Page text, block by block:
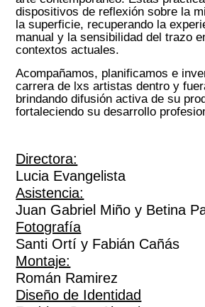
dispositivos de reflexión sobre la
la superficie, recuperando la
manual y la sensibilidad del trazo
contextos actuales.
Acompañamos, planificamos e
carrera de lxs artistas dentro y
brindando difusión activa de su
fortaleciendo su desarrollo
Directora:
Lucia Evangelista
Asistencia:
Juan Gabriel Miño y Betina
Fotografía
Santi Ortí y Fabián Cañás
Montaje:
Román Ramirez
Diseño de Identidad